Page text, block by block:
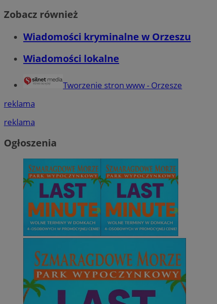
Zobacz również
Wiadomości kryminalne w Orzeszu
Wiadomości lokalne
Tworzenie stron www - Orzesze
reklama
reklama
Ogłoszenia